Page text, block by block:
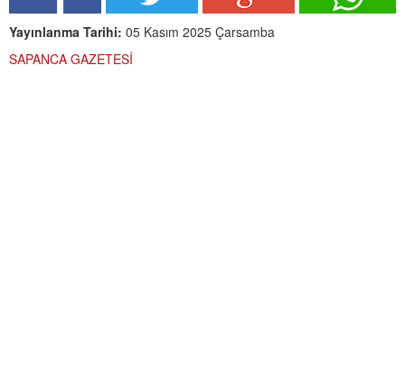
Yayınlanma Tarihi: 05 Kasım 2025 Çarsamba
SAPANCA GAZETESİ